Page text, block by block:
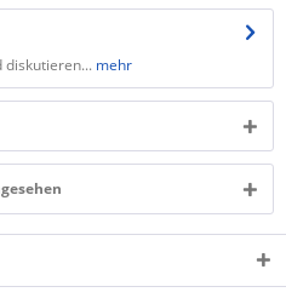
diskutieren... mehr